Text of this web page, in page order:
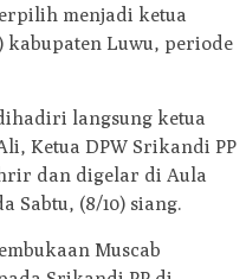
menjadi ketua
kabupaten Luwu, periode
langsung ketua
Ketua DPW Srikandi PP
dan digelar di Aula
Sabtu, (8/10) siang.
Muscab